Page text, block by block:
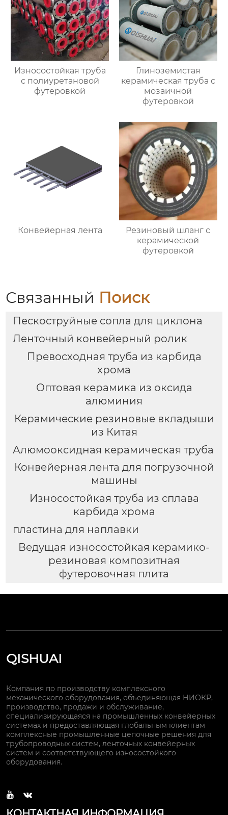
Износостойкая труба
с полиуретановой
футеровкой
Глиноземистая
керамическая труба с
мозаичной
футеровкой
Конвейерная лента
Резиновый шланг с
керамической
футеровкой
Связанный Поиск
Пескоструйные сопла для циклона
Ленточный конвейерный ролик
Превосходная труба из карбида
хрома
Оптовая керамика из оксида
алюминия
Керамические резиновые вкладыши
из Китая
Алюмооксидная керамическая труба
Конвейерная лента для погрузочной
машины
Износостойкая труба из сплава
карбида хрома
пластина для наплавки
Ведущая износостойкая керамико-
резиновая композитная
футеровочная плита
QISHUAI
Компания по производству комплексного
механического оборудования, объединяющая НИОКР,
производство, продажи и обслуживание,
специализирующаяся на промышленных конвейерных
системах и предоставляющая глобальным клиентам
комплексные промышленные цепочные решения для
трубопроводных систем, ленточных конвейерных
систем и соответствующего износостойкого
оборудования.
 